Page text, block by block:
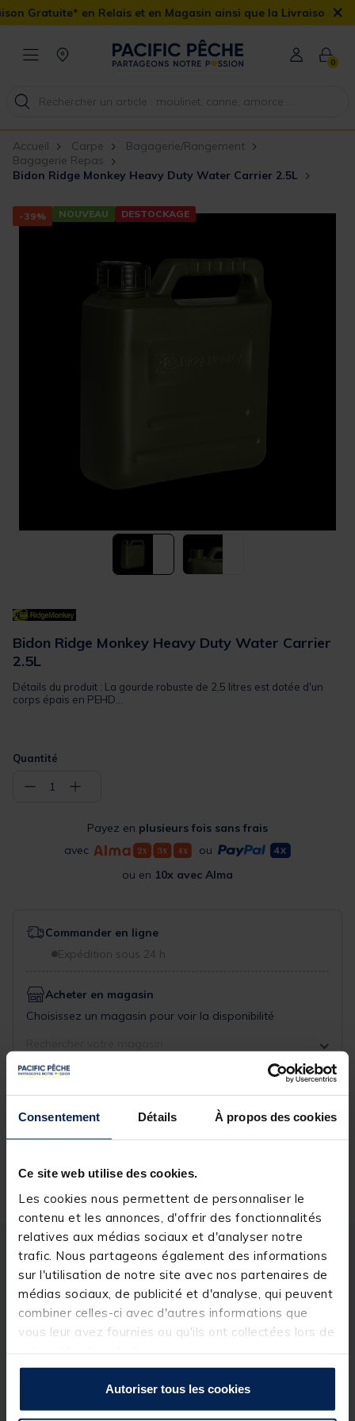
Consentement Détails À propos des cookies
Ce site web utilise des cookies.
Les cookies nous permettent de personnaliser le
contenu et les annonces, d'offrir des fonctionnalités
relatives aux médias sociaux et d'analyser notre
trafic. Nous partageons également des informations
sur l'utilisation de notre site avec nos partenaires de
médias sociaux, de publicité et d'analyse, qui peuvent
combiner celles-ci avec d'autres informations que
vous leur avez fournies ou qu'ils ont collectées lors de
Autoriser tous les cookies
en Relais et en Magasin ainsi que la Livraison ×
0
Accueil Carpe
Bagagerie/Rangement
Bagagerie Repas
Bidon Ridge Monkey Heavy Duty Water Carrier 2.5L
-39% NOUVEAU DESTOCKAGE
Bidon Ridge Monkey Heavy Duty Water Carrier
2.5L
Détails du produit : La gourde robuste de 2,5 litres est dotée d'un
corps épais en PEHD...
Quantité
− 1 +
Payez en plusieurs fois sans frais
avec
ou
ou en 10x avec Alma
Commander en ligne
Expédition sous 24 h
Acheter en magasin
Choisissez un magasin pour voir la disponibilité
Réserver en ligne et payer en magasin
Livraison gratuite en point relais et magasin
Description Spécifications
Description & détails
épais en PEHD, résistant aux conditions difficiles,